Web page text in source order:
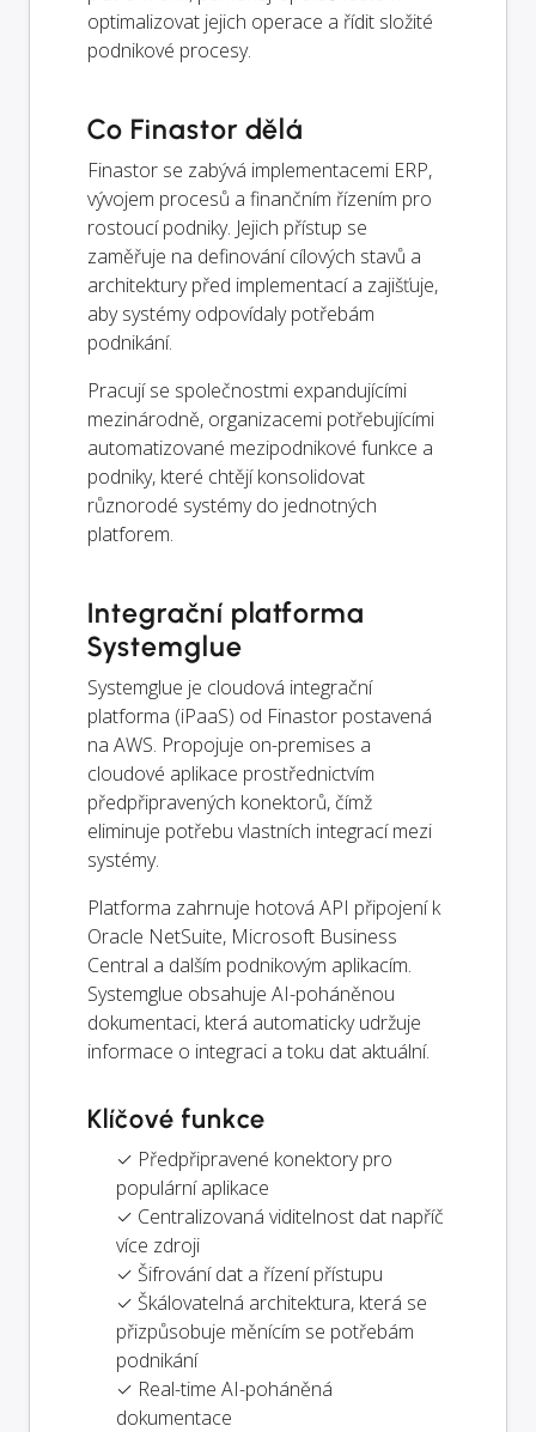
optimalizovat jejich operace a řídit složité
podnikové procesy.
Co Finastor dělá
Finastor se zabývá implementacemi ERP,
vývojem procesů a finančním řízením pro
rostoucí podniky. Jejich přístup se
zaměřuje na definování cílových stavů a
architektury před implementací a zajišťuje,
aby systémy odpovídaly potřebám
podnikání.
Pracují se společnostmi expandujícími
mezinárodně, organizacemi potřebujícími
automatizované mezipodnikové funkce a
podniky, které chtějí konsolidovat
různorodé systémy do jednotných
platforem.
Integrační platforma
Systemglue
Systemglue je cloudová integrační
platforma (iPaaS) od Finastor postavená
na AWS. Propojuje on-premises a
cloudové aplikace prostřednictvím
předpřipravených konektorů, čímž
eliminuje potřebu vlastních integrací mezi
systémy.
Platforma zahrnuje hotová API připojení k
Oracle NetSuite, Microsoft Business
Central a dalším podnikovým aplikacím.
Systemglue obsahuje AI-poháněnou
dokumentaci, která automaticky udržuje
informace o integraci a toku dat aktuální.
Klíčové funkce
✓ Předpřipravené konektory pro
populární aplikace
✓ Centralizovaná viditelnost dat napříč
více zdroji
✓ Šifrování dat a řízení přístupu
✓ Škálovatelná architektura, která se
přizpůsobuje měnícím se potřebám
podnikání
✓ Real-time AI-poháněná
dokumentace